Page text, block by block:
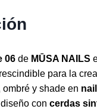
06 de MŪSA NAILS
para la
y shade en
con cerdas